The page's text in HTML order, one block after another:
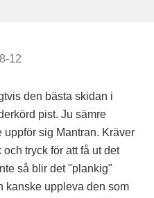
12
den bästa skidan i
pist. Ju sämre
uppför sig Mantran. Kräver
tryck för att få ut det
så blir det "plankig"
kanske uppleva den som